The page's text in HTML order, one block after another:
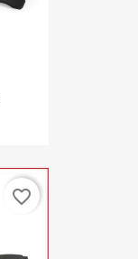
favorite_border